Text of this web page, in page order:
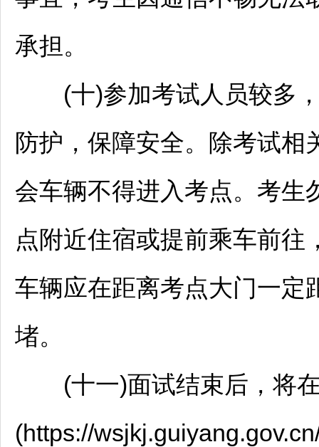
承担。
(十)参加考试人员较多，
防护，保障安全。除考试相
会车辆不得进入考点。考生
点附近住宿或提前乘车前往
车辆应在距离考点大门一定
堵。
(十一)面试结束后，将
(https://